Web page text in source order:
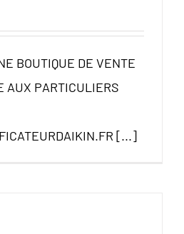
BOUTIQUE DE VENTE
AUX PARTICULIERS
[...]